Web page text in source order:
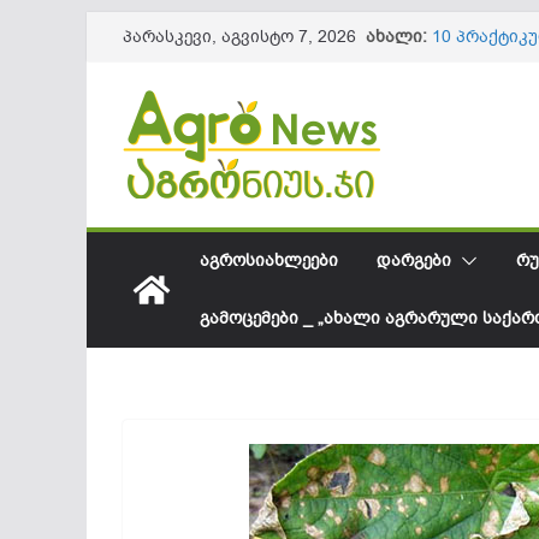
content
პარასკევი, აგვისტო 7, 2026 ახალი: 10
ქართული
სოკოვანი
სეზონის
61,8
ᲐᲒᲠᲝᲡᲘᲐᲮᲚᲔᲔᲑᲘ ᲓᲐᲠᲒᲔᲑᲘ
ᲒᲐᲛᲝᲪᲔᲛᲔᲑᲘ _ „ᲐᲮᲐᲚᲘ ᲐᲒᲠᲐᲠᲣᲚᲘ